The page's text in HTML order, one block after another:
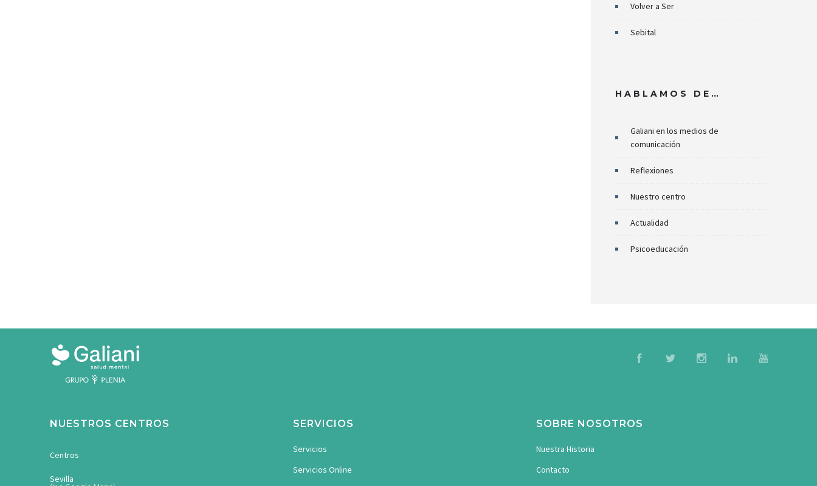
Volver a Ser
Sebital
HABLAMOS DE…
Galiani en los medios de
comunicación
Reflexiones
Nuestro centro
Actualidad
Psicoeducación
NUESTROS CENTROS
Centros
Sevilla
SERVICIOS
Servicios
Servicios Online
SOBRE NOSOTROS
Nuestra Historia
Contacto